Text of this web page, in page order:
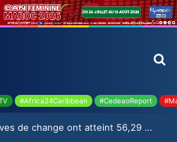
#Africa24Caribbean #CedeaoReport
Côte d’Ivoire : les réserves de change ont atteint 56,29 milliards USD en juillet